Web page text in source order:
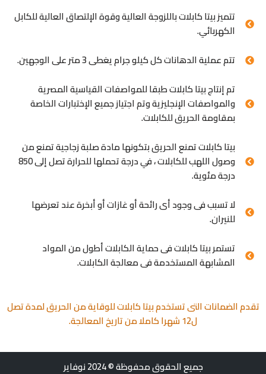
تتميز بيتا كابلات باللزوجة العالية وقوة الإلتصاق العالية للكابل
الكهربائي.
تتم عملية الدهانات كل كيلو جرام يغطى 3 متر على الوجهين.
تم إنتاج بيتا كابلات طبقا للمواصفات القياسية المصرية
والمواصفات الإنجليزية وتم اجتياز جميع الإختبارات الخاصة
بمقاومة الحريق للكابلات.
بيتا كابلات تمنع الحريق بتكونها مادة صلبة زجاجية تمنع من
وصول اللهب للكابلات ، في درجة تحملها للحرارة تصل إلى 850
درجة مئوية.
لا تسبب فى وجود أى رائحة أو غازات أو أبخرة عند تعرضها
للنيران.
تستمر بيتا كابلات فى حماية الكابلات أطول من المواد
المشابهة المستخدمة فى معالجة الكابلات.
تقدم الضمانات التى تستخدم بيتا كابلات للوقاية من الحريق لمدة تصل
ل12 شهرا كاملا من تاريخ المعالجة.
جميع الحقوق محفوظة © 2024 نوفاير